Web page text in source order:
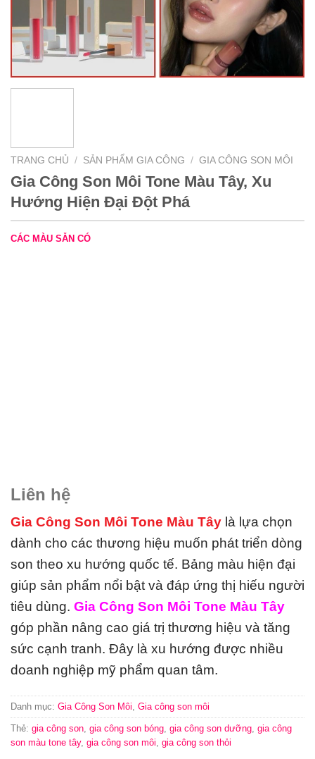
TRANG CHỦ / SẢN PHẨM GIA CÔNG / GIA CÔNG SON MÔI
Gia Công Son Môi Tone Màu Tây, Xu
Hướng Hiện Đại Đột Phá
CÁC MÀU SẴN CÓ
Liên hệ
Gia Công Son Môi Tone Màu Tây là lựa chọn
dành cho các thương hiệu muốn phát triển dòng
son theo xu hướng quốc tế. Bảng màu hiện đại
giúp sản phẩm nổi bật và đáp ứng thị hiếu người
tiêu dùng. Gia Công Son Môi Tone Màu Tây
góp phần nâng cao giá trị thương hiệu và tăng
sức cạnh tranh. Đây là xu hướng được nhiều
doanh nghiệp mỹ phẩm quan tâm.
Danh mục: Gia Công Son Môi, Gia công son môi
Thẻ: gia công son, gia công son bóng, gia công son dưỡng, gia công
son màu tone tây, gia công son môi, gia công son thỏi